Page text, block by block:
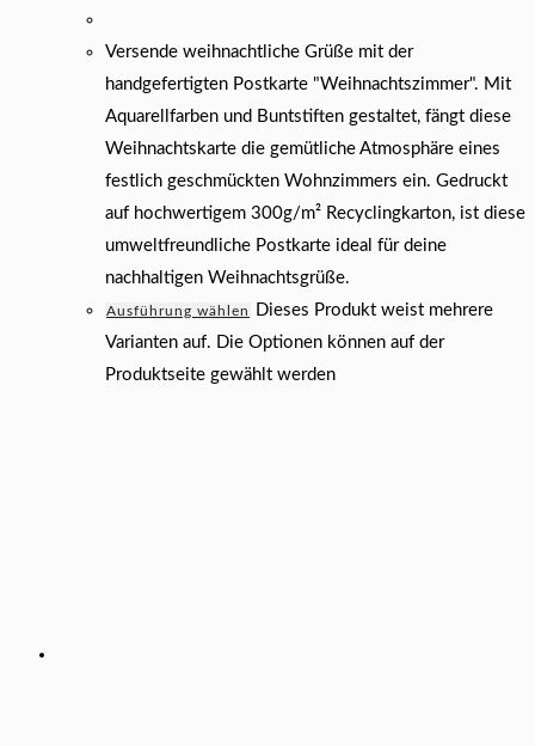
Versende weihnachtliche Grüße mit der
handgefertigten Postkarte "Weihnachtszimmer". Mit
Aquarellfarben und Buntstiften gestaltet, fängt diese
Weihnachtskarte die gemütliche Atmosphäre eines
festlich geschmückten Wohnzimmers ein. Gedruckt
auf hochwertigem 300g/m² Recyclingkarton, ist diese
umweltfreundliche Postkarte ideal für deine
nachhaltigen Weihnachtsgrüße.
Ausführung wählen
Dieses Produkt weist mehrere
Varianten auf. Die Optionen können auf der
Produktseite gewählt werden